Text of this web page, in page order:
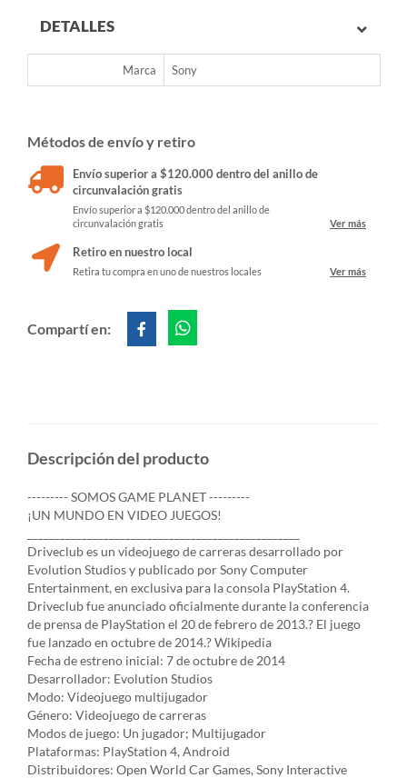
DETALLES
Marca Sony
Métodos de envío y retiro
Envío superior a $120.000 dentro del anillo de
circunvalación gratis
Envío superior a $120.000 dentro del anillo de
circunvalación gratis
Ver más
Retiro en nuestro local
Retira tu compra en uno de nuestros locales Ver más
Compartí en:
Descripción del producto
--------- SOMOS GAME PLANET ---------
¡UN MUNDO EN VIDEO JUEGOS!
Driveclub es un videojuego de carreras desarrollado por
Evolution Studios y publicado por Sony Computer
Entertainment, en exclusiva para la consola PlayStation 4.
Driveclub fue anunciado oficialmente durante la conferencia
de prensa de PlayStation el 20 de febrero de 2013.? El juego
fue lanzado en octubre de 2014.? Wikipedia
Fecha de estreno inicial: 7 de octubre de 2014
Desarrollador: Evolution Studios
Modo: Videojuego multijugador
Género: Videojuego de carreras
Modos de juego: Un jugador; Multijugador
Plataformas: PlayStation 4, Android
Distribuidores: Open World Car Games, Sony Interactive